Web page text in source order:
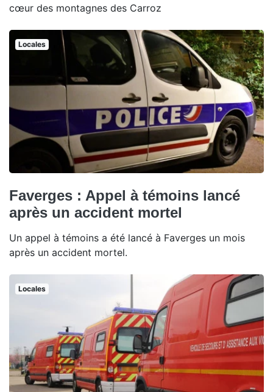
cœur des montagnes des Carroz
Locales
Faverges : Appel à témoins lancé
après un accident mortel
Un appel à témoins a été lancé à Faverges un mois
après un accident mortel.
Locales